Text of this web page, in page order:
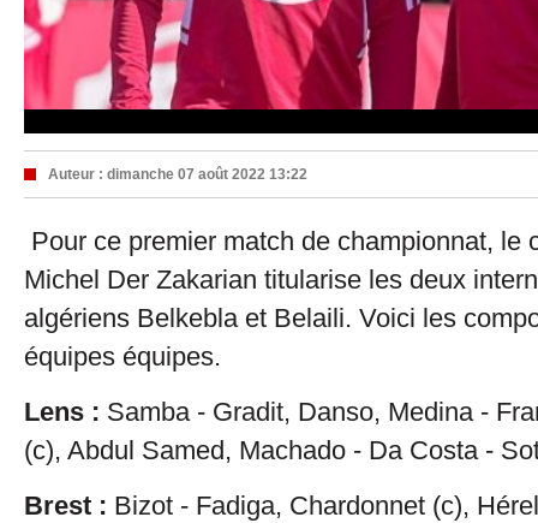
Auteur : dimanche 07 août 2022 13:22
Pour ce premier match de championnat, le
Michel Der Zakarian titularise les deux
algériens Belkebla et Belaili. Voici les
équipes équipes.
Lens : Samba - Gradit, Danso, Medina -
(c), Abdul Samed, Machado - Da Costa -
Brest : Bizot - Fadiga, Chardonnet (c),